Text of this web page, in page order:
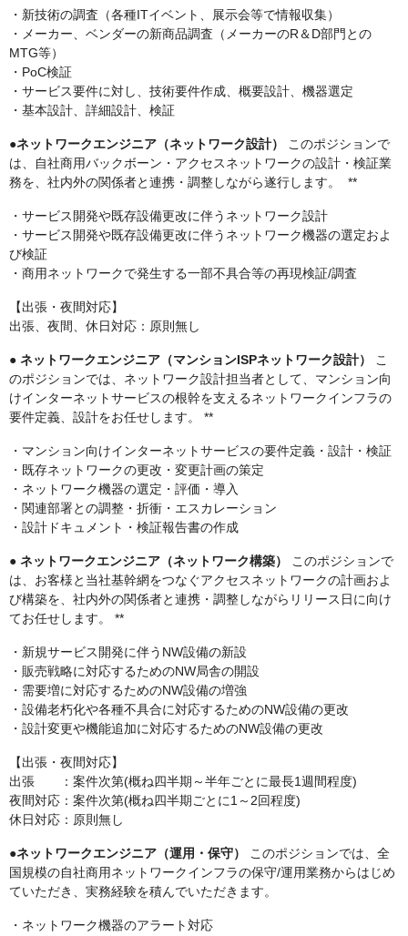
・新技術の調査（各種ITイベント、展示会等で情報収集）
・メーカー、ベンダーの新商品調査（メーカーのR＆D部門との
MTG等）
・PoC検証
・サービス要件に対し、技術要件作成、概要設計、機器選定
・基本設計、詳細設計、検証
●ネットワークエンジニア（ネットワーク設計）
このポジションで
は、自社商用バックボーン・アクセスネットワークの設計・検証業
務を、社内外の関係者と連携・調整しながら遂行します。 **
・サービス開発や既存設備更改に伴うネットワーク設計
・サービス開発や既存設備更改に伴うネットワーク機器の選定およ
び検証
・商用ネットワークで発生する一部不具合等の再現検証/調査
【出張・夜間対応】
出張、夜間、休日対応：原則無し
● ネットワークエンジニア（マンションISPネットワーク設計）
こ
のポジションでは、ネットワーク設計担当者として、マンション向
けインターネットサービスの根幹を支えるネットワークインフラの
要件定義、設計をお任せします。 **
・マンション向けインターネットサービスの要件定義・設計・検証
・既存ネットワークの更改・変更計画の策定
・ネットワーク機器の選定・評価・導入
・関連部署との調整・折衝・エスカレーション
・設計ドキュメント・検証報告書の作成
● ネットワークエンジニア（ネットワーク構築）
このポジションで
は、お客様と当社基幹網をつなぐアクセスネットワークの計画およ
び構築を、社内外の関係者と連携・調整しながらリリース日に向け
てお任せします。 **
・新規サービス開発に伴うNW設備の新設
・販売戦略に対応するためのNW局舎の開設
・需要増に対応するためのNW設備の増強
・設備老朽化や各種不具合に対応するためのNW設備の更改
・設計変更や機能追加に対応するためのNW設備の更改
【出張・夜間対応】
出張 ：案件次第(概ね四半期～半年ごとに最長1週間程度)
夜間対応：案件次第(概ね四半期ごとに1～2回程度)
休日対応：原則無し
●ネットワークエンジニア（運用・保守）
このポジションでは、全
国規模の自社商用ネットワークインフラの保守/運用業務からはじめ
ていただき、実務経験を積んでいただきます。
・ネットワーク機器のアラート対応